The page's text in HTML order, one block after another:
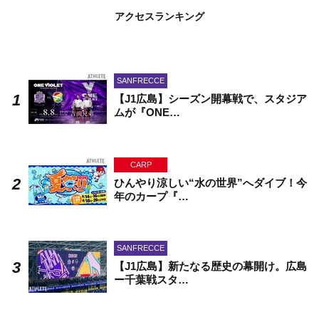
アクセスランキング
SANFRECCE
【J1広島】シーズン開幕戦で、スタジア
ムが『ONE…
CARP
ひんやり涼しい“水の世界”へダイブ！今
年のカープ『…
SANFRECCE
【J1広島】新たなる歴史の幕開け。広島
ー千葉戦スタ…